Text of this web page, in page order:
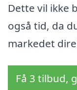
Dette vil ikke
også tid, da
markedet
Få 3 tilbud,